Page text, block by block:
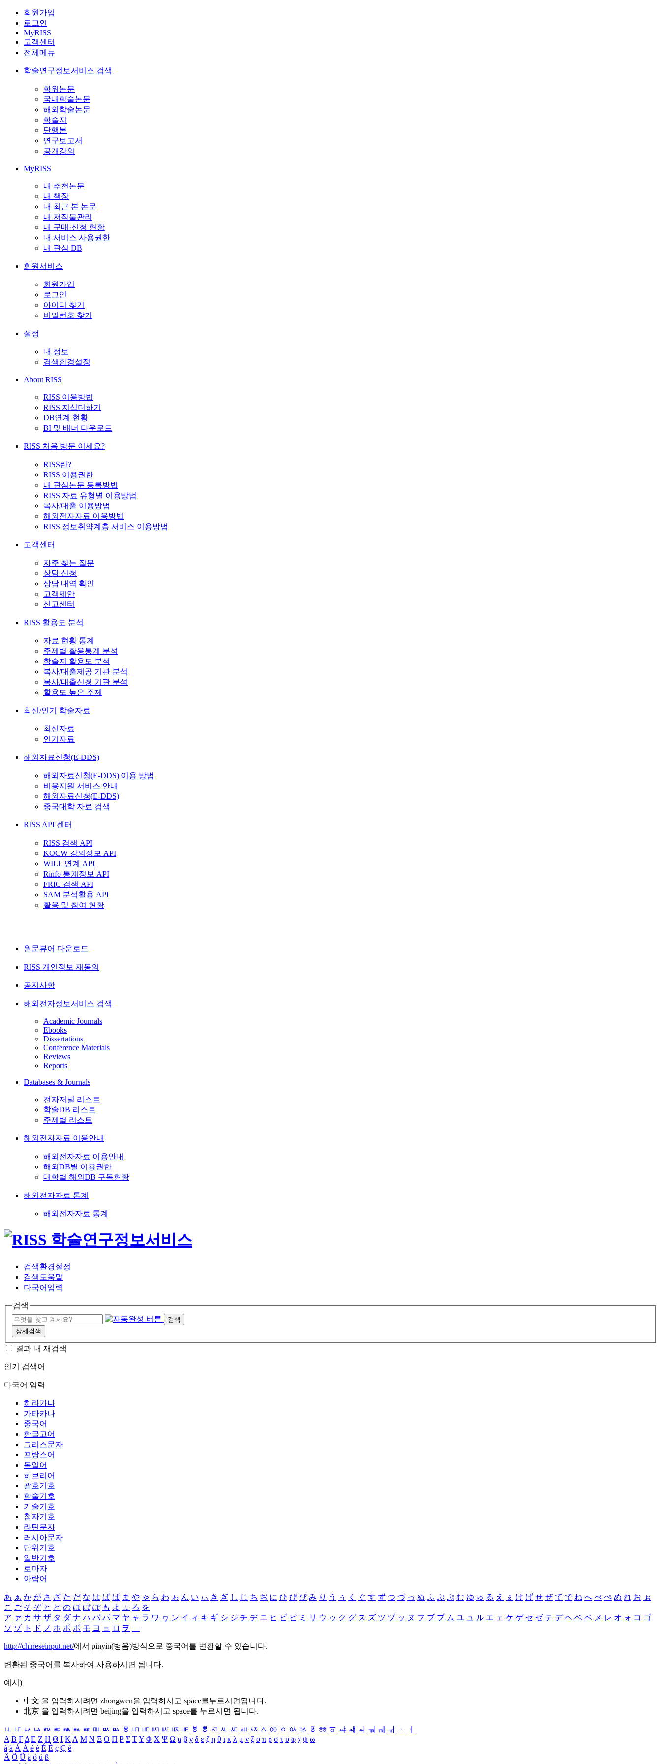
회원가입
로그인
MyRISS
고객센터
전체메뉴
학술연구정보서비스 검색
학위논문
국내학술논문
해외학술논문
학술지
단행본
연구보고서
공개강의
MyRISS
내 추천논문
내 책장
내 최근 본 논문
내 저작물관리
내 구매·신청 현황
내 서비스 사용권한
내 관심 DB
회원서비스
회원가입
로그인
아이디 찾기
비밀번호 찾기
설정
내 정보
검색환경설정
About RISS
RISS 이용방법
RISS 지식더하기
DB연계 현황
BI 및 배너 다운로드
RISS 처음 방문 이세요?
RISS란?
RISS 이용권한
내 관심논문 등록방법
RISS 자료 유형별 이용방법
복사/대출 이용방법
해외전자자료 이용방법
RISS 정보취약계층 서비스 이용방법
고객센터
자주 찾는 질문
상담 신청
상담 내역 확인
고객제안
신고센터
RISS 활용도 분석
자료 현황 통계
주제별 활용통계 분석
학술지 활용도 분석
복사/대출제공 기관 분석
복사/대출신청 기관 분석
활용도 높은 주제
최신/인기 학술자료
최신자료
인기자료
해외자료신청(E-DDS)
해외자료신청(E-DDS) 이용 방법
비용지원 서비스 안내
해외자료신청(E-DDS)
중국대학 자료 검색
RISS API 센터
RISS 검색 API
KOCW 강의정보 API
WILL 연계 API
Rinfo 통계정보 API
FRIC 검색 API
SAM 분석활용 API
활용 및 참여 현황
원문뷰어 다운로드
RISS 개인정보 재동의
공지사항
해외전자정보서비스 검색
Academic Journals
Ebooks
Dissertations
Conference Materials
Reviews
Reports
Databases & Journals
전자저널 리스트
학술DB 리스트
주제별 리스트
해외전자자료 이용안내
해외전자자료 이용안내
해외DB별 이용권한
대학별 해외DB 구독현황
해외전자자료 통계
해외전자자료 통계
검색환경설정
검색도움말
다국어입력
검색
검색
상세검색
결과 내 재검색
인기 검색어
다국어 입력
히라가나
가타카나
중국어
한글고어
그리스문자
프랑스어
독일어
히브리어
괄호기호
학술기호
기술기호
첨자기호
라틴문자
러시아문자
단위기호
일반기호
로마자
아랍어
あ ぁ か が さ ざ た だ な は ば ぱ ま や ゃ ら わ ゎ ん い ぃ き ぎ し じ ち ぢ に ひ び ぴ み り う ぅ く ぐ す ず つ づ っ ぬ ふ ぶ ぷ む ゆ ゅ る え ぇ け げ せ ぜ て で ね へ べ ぺ め れ お ぉ
こ ご そ ぞ と ど の ほ ぼ ぽ も よ ょ ろ を
ア ァ カ サ ザ タ ダ ナ ハ バ パ マ ヤ ャ ラ ワ ヮ ン イ ィ キ ギ シ ジ チ ヂ ニ ヒ ビ ピ ミ リ ウ ゥ ク グ ス ズ ツ ヅ ッ ヌ フ ブ プ ム ユ ュ ル エ ェ ケ ゲ セ ゼ テ デ ヘ ベ ペ メ レ オ ォ コ ゴ
ソ ゾ ト ド ノ ホ ボ ポ モ ヨ ョ ロ ヲ ―
http://chineseinput.net/에서 pinyin(병음)방식으로 중국어를 변환할 수 있습니다.
변환된 중국어를 복사하여 사용하시면 됩니다.
예시)
中文 을 입력하시려면 zhongwen을 입력하시고 space를누르시면됩니다.
北京 을 입력하시려면 beijing을 입력하시고 space를 누르시면 됩니다.
ㅥ ㅦ ㅧ ㅨ ㅩ ㅪ ㅫ ㅬ ㅭ ㅮ ㅯ ㅰ ㅱ ㅲ ㅳ ㅴ ㅵ ㅶ ㅷ ㅸ ㅹ ㅺ ㅻ ㅼ ㅽ ㅾ ㅿ ㆀ ㆁ ㆂ ㆃ ㆄ ㆅ ㆆ ㆇ ㆈ ㆉ ㆊ ㆋ ㆌ ㆍ
ㆎ
Α Β ΓΔ Ε Ζ Η Θ Ι ΚΛ Μ Ν Ξ Ο Π Ρ Σ ΤΥ Φ Χ Ψ Ω α β γ δ ε ζ η θ ι κ λ μ ν ξ ο π ρ σ τ υ φ χ ψ ω
á à Á À é è É È ç Ç ê
Ä Ö Ü ä ö ü ß